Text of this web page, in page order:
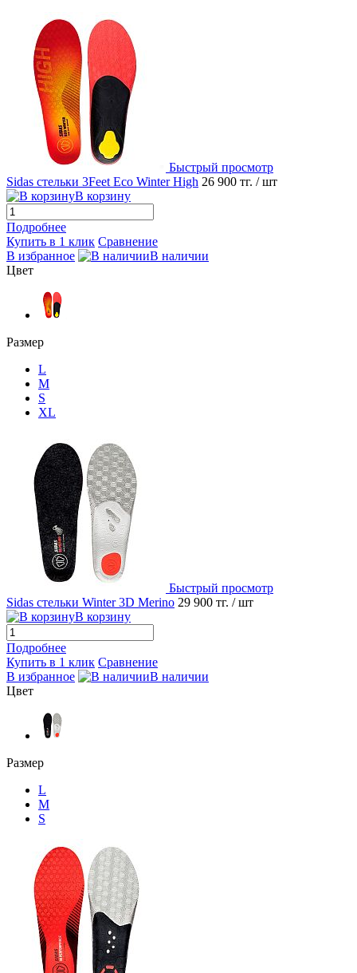
Быстрый просмотр
Sidas стельки 3Feet Eco Winter High 26 900 тг. / шт
В корзину
Подробнее
Купить в 1 клик Сравнение
В избранное
В наличии
Цвет
Размер
L
M
S
XL
Быстрый просмотр
Sidas стельки Winter 3D Merino 29 900 тг. / шт
В корзину
Подробнее
Купить в 1 клик Сравнение
В избранное
В наличии
Цвет
Размер
L
M
S